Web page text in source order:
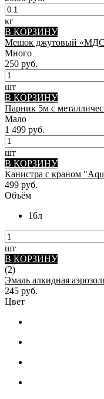
кг
В КОРЗИНУ
Мешок джутовый
Много
250 руб.
шт
В КОРЗИНУ
Парник 5м с
Мало
1 499 руб.
шт
В КОРЗИНУ
Канистра с краном
499 руб.
Объём
16л
шт
В КОРЗИНУ
(2)
Эмаль алкидная
245 руб.
Цвет